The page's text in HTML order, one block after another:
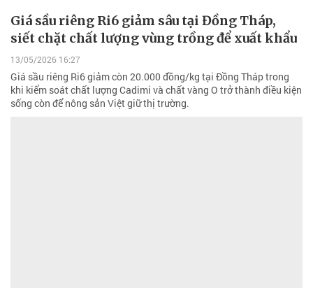
Giá sầu riêng Ri6 giảm sâu tại Đồng Tháp,
siết chặt chất lượng vùng trồng để xuất khẩu
13/05/2026 16:27
Giá sầu riêng Ri6 giảm còn 20.000 đồng/kg tại Đồng Tháp trong
khi kiểm soát chất lượng Cadimi và chất vàng O trở thành điều kiện
sống còn để nông sản Việt giữ thị trường.